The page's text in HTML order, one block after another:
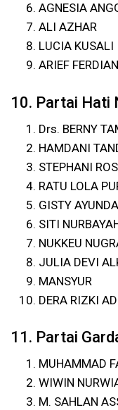
AGNESIA
ALI AZHAR
LUCIA KUSALI
ARIEF
10. Partai Hati
Drs. BERNY
HAMDANI
STEPHANI
RATU LOLA
GISTY
SITI
NUKKEU
JULIA DEVI
MANSYUR
DERA RIZKI
11. Partai
MUHAMMAD
WIWIN
M. SAHLAN